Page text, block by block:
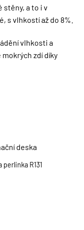
stěny, a to i v
s vlhkostí až do 8%.
vlhkosti a
zdí díky
deska
perlinka R131